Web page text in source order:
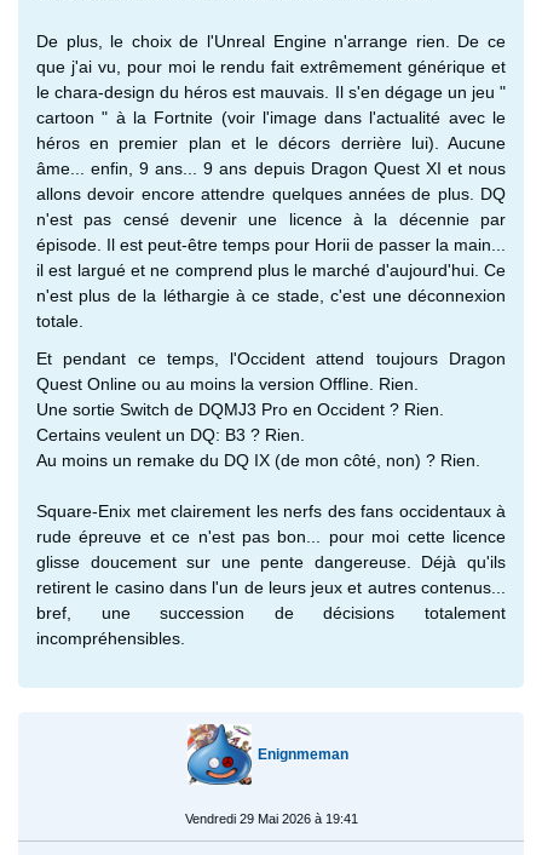
De plus, le choix de l'Unreal Engine n'arrange rien. De ce
que j'ai vu, pour moi le rendu fait extrêmement générique et
le chara-design du héros est mauvais. Il s'en dégage un jeu "
cartoon " à la Fortnite (voir l'image dans l'actualité avec le
héros en premier plan et le décors derrière lui). Aucune
âme... enfin, 9 ans... 9 ans depuis Dragon Quest XI et nous
allons devoir encore attendre quelques années de plus. DQ
n'est pas censé devenir une licence à la décennie par
épisode. Il est peut-être temps pour Horii de passer la main...
il est largué et ne comprend plus le marché d'aujourd'hui. Ce
n'est plus de la léthargie à ce stade, c'est une déconnexion
totale.
Et pendant ce temps, l'Occident attend toujours Dragon
Quest Online ou au moins la version Offline. Rien.
Une sortie Switch de DQMJ3 Pro en Occident ? Rien.
Certains veulent un DQ: B3 ? Rien.
Au moins un remake du DQ IX (de mon côté, non) ? Rien.
Square-Enix met clairement les nerfs des fans occidentaux à
rude épreuve et ce n'est pas bon... pour moi cette licence
glisse doucement sur une pente dangereuse. Déjà qu'ils
retirent le casino dans l'un de leurs jeux et autres contenus...
bref, une succession de décisions totalement
incompréhensibles.
Enignmeman
Vendredi 29 Mai 2026 à 19:41